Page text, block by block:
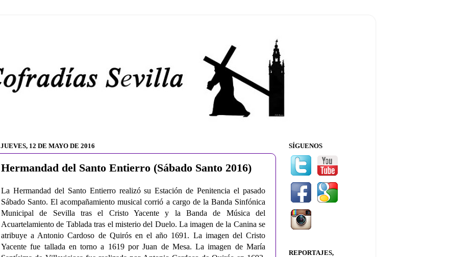
JUEVES, 12 DE MAYO DE 2016
Hermandad del Santo Entierro (Sábado Santo 2016)
La Hermandad del Santo Entierro realizó su Estación de Penitencia el pasado
Sábado Santo. El acompañamiento musical corrió a cargo de la Banda Sinfónica
Municipal de Sevilla tras el Cristo Yacente y la Banda de Música del
Acuartelamiento de Tablada tras el misterio del Duelo. La imagen de la Canina se
atribuye a Antonio Cardoso de Quirós en el año 1691. La imagen del Cristo
Yacente fue tallada en torno a 1619 por Juan de Mesa. La imagen de María
SÍGUENOS
REPORTAJES,